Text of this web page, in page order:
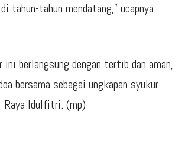
tahun-tahun mendatang,” ucapnya
ini berlangsung dengan tertib dan aman,
bersama sebagai ungkapan syukur
Raya Idulfitri. (mp)